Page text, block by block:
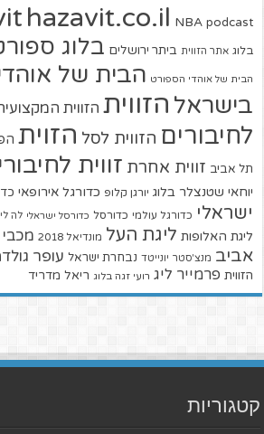
hazavit.co.il NBA podcast
בלוג אתר הזווית ביתר ירושלים בלוג
הבית של אוהדי הספורט הבית של
בישראל הזווית הזווית
לחיבורים הזווית לסל הזוית
תל אביב זווית אחרת זווית
יוחאי שטנצלר בלוג יורגן קלופ כדורגל אירופאי
ישראלי כדורגל עולמי כדורסל כדורסל ישראלי לה
ליגת האלופות ליגת העל מונדיאל 2018
אביב מנצ'סטר יונייטד נבחרת ישראל עופר
הזווית פרמייר ליג רועי זגה בלוג ריאל מדריד
קטגוריות